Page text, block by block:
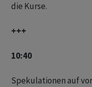
die Kurse.
+++
10:40
Spekulationen auf